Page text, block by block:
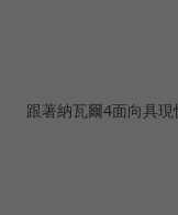
跟著納瓦爾4面向具現